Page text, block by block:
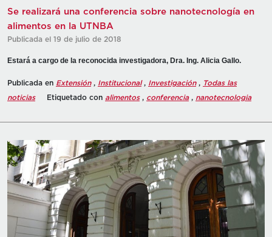
Se realizará una conferencia sobre nanotecnología en
alimentos en la UTNBA
Publicada el 19 de julio de 2018
Estará a cargo de la reconocida investigadora, Dra. Ing. Alicia Gallo.
Publicada en Extensión, Institucional, Investigación, Todas las
noticias
Etiquetado con alimentos, conferencia, nanotecnologia